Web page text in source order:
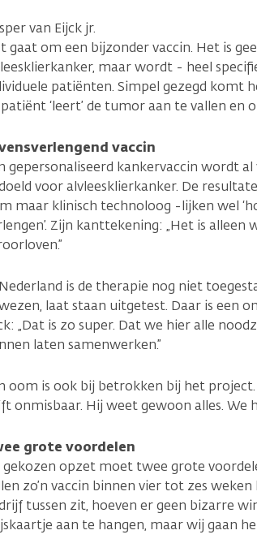
van Eijck jr.
gaat om een bijzonder vaccin. Het is
maar wordt - heel
patiënten. Simpel gezegd komt
‘leert’ de tumor aan te vallen en
vaccin
gepersonaliseerd kankervaccin wordt
voor alvleesklierkanker. De
maar klinisch technoloog -lijken wel
Zijn kanttekening: „Het is
is de therapie nog niet
laat staan uitgetest. Daar is een
„Dat is zo super. Dat we hier alle
laten samenwerken.”
oom is ook bij betrokken bij het
onmisbaar. Hij weet gewoon alles. We
grote voordelen
gekozen opzet moet twee grote
zo’n vaccin binnen vier tot zes
tussen zit, hoeven er geen bizarre
aan te hangen, maar wij gaan